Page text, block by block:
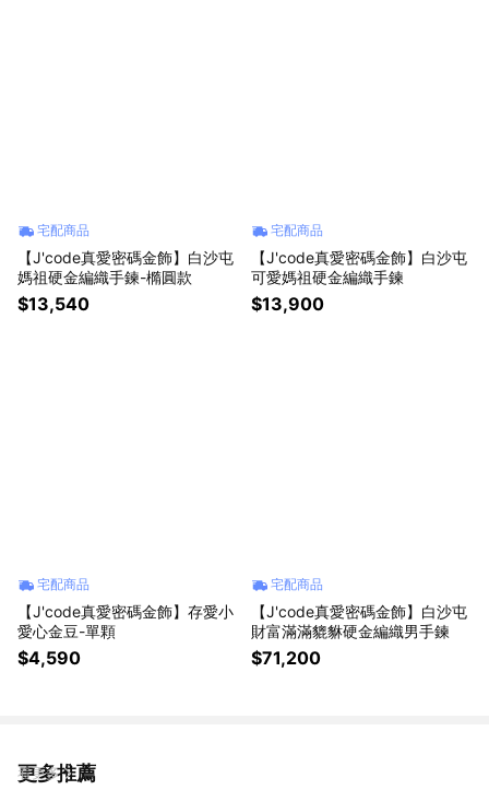
宅配商品
【J'code真愛密碼金飾】白沙屯
媽祖硬金編織手鍊-橢圓款
$13,540
宅配商品
【J'code真愛密碼金飾】白沙屯
可愛媽祖硬金編織手鍊
$13,900
宅配商品
【J'code真愛密碼金飾】存愛小
愛心金豆-單顆
$4,590
宅配商品
【J'code真愛密碼金飾】白沙屯
財富滿滿貔貅硬金編織男手鍊
$71,200
更多推薦
看更多